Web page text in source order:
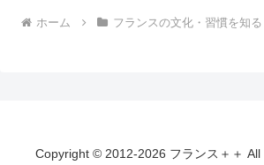
ホーム フランスの文化・習慣を知る
Copyright © 2012-2026 フランス＋＋ All